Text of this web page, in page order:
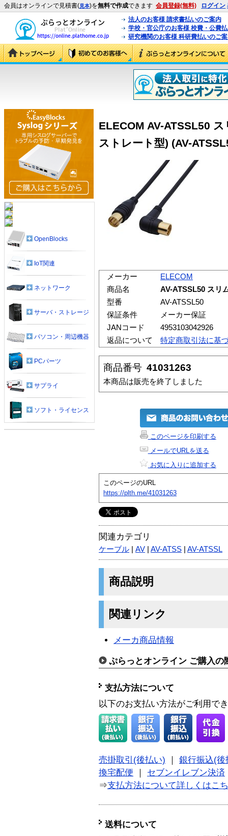
会員はオンラインで見積書(見本)を無料で作成できます 会員登録(無料) ログイン
法人のお客様 請求書払いのご案内
学校・官公庁のお客様 校費・公費
研究機関のお客様 科研費払いのご
ELECOM AV-ATSSL50
ストレート型) (AV-
メーカー
ELECOM
商品名
AV-ATSSL50 スリ
型番
AV-ATSSL50
保証条件
メーカー保証
JANコード
4953103042926
返品について
特定商取引法に基
商品番号 41031263
本商品は販売を終了しました
このページを印刷する
メールでURLを送る
お気に入りに追加する
このページのURL
https://plth.me/41031263
関連カテゴリ
ケーブル AV AV-ATSS AV-ATSSL
商品説明
関連リンク
メーカ商品情報
ぷらっとオンライン ご購入の
支払方法について
以下のお支払い方法がご利用で
売掛取引(後払い)
銀行振込(後
換宅配便
セブンイレブン決済
⇒支払方法について詳しくはこ
送料について
OpenBlocks
IoT関連
ネットワーク
サーバ・ストレージ
パソコン・周辺機器
PCパーツ
サプライ
ソフト・ライセンス